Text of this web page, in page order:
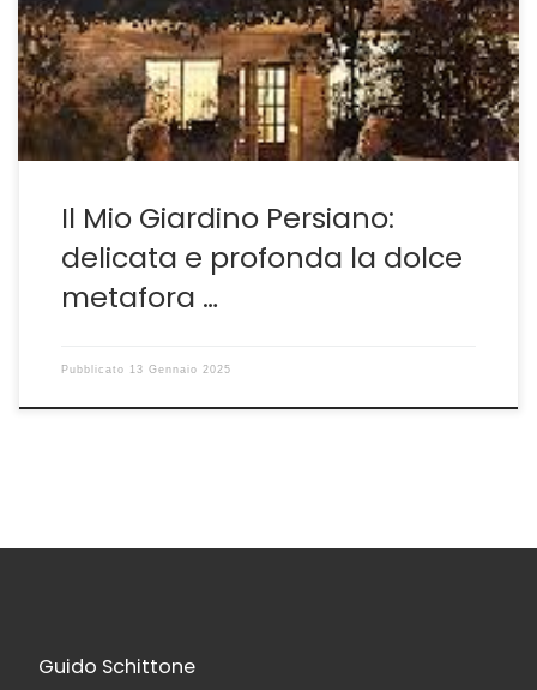
ancora una volta quanta capacità di fare cinema e
raccontare storie abbia il cinema iraniano. In tutte le
produzioni che riescono ad arrivare in Occidente-ma
l’antica Persia non […]
Il Mio Giardino Persiano:
delicata e profonda la dolce
metafora …
Pubblicato 13 Gennaio 2025
Guido Schittone